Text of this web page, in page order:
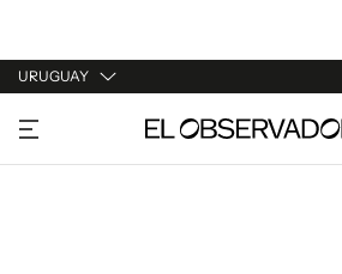
URUGUAY
URUGUAY
ARGENTINA